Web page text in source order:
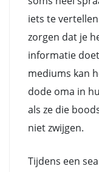
iets te
zorgen dat je
informatie
mediums kan
dode oma in
als ze die
niet zwijgen.
Tijdens een